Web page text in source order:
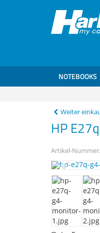
NOTEBOOKS
Weiter
HP
Artikel-Nummer: